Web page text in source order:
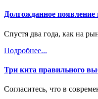
Долгожданное
Спустя два года, как на
Подробнее...
Три кита правильного
Согласитесь, что в